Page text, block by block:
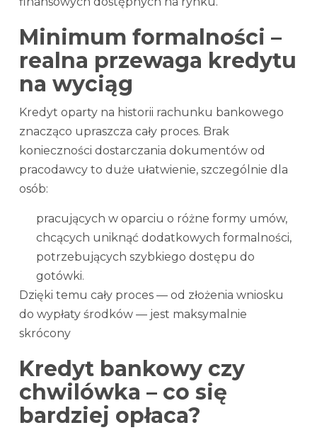
Minimum formalności –
realna przewaga kredytu
na wyciąg
Kredyt oparty na historii rachunku bankowego
znacząco upraszcza cały proces. Brak
konieczności dostarczania dokumentów od
pracodawcy to duże ułatwienie, szczególnie dla
osób:
pracujących w oparciu o różne formy umów,
chcących uniknąć dodatkowych formalności,
potrzebujących szybkiego dostępu do
gotówki.
Dzięki temu cały proces — od złożenia wniosku
do wypłaty środków — jest maksymalnie
skrócony
Kredyt bankowy czy
chwilówka – co się
bardziej opłaca?